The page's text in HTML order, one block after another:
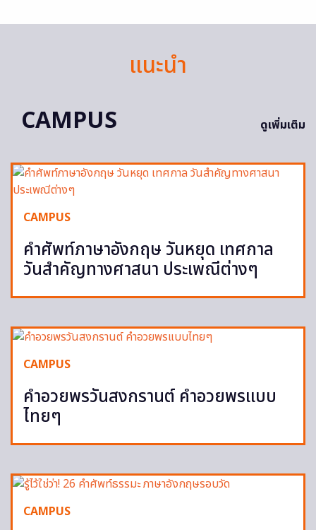
แนะนำ
CAMPUS
ดูเพิ่มเติม
CAMPUS
คำศัพท์ภาษาอังกฤษ วันหยุด เทศกาล
วันสำคัญทางศาสนา ประเพณีต่างๆ
CAMPUS
คำอวยพรวันสงกรานต์ คำอวยพรแบบ
ไทยๆ
CAMPUS